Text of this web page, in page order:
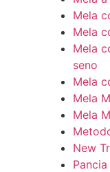
Mela
Mela
Mela
seno
Mela
Mela
Mela
New
Pancia